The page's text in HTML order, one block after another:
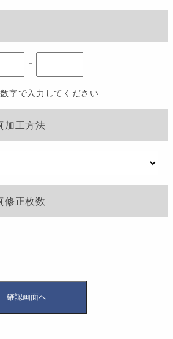
-
字で入力してください
加工方法
修正枚数